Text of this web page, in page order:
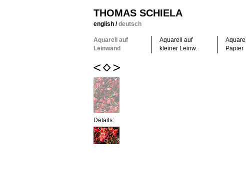
THOMAS SCHIELA
english /deutsch
Aquarell auf
Leinwand
Aquarell auf
kleiner Leinw.
Papier
Details: